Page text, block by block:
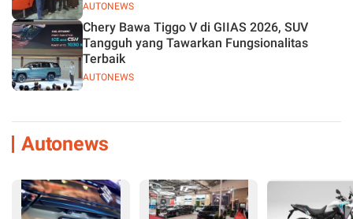
AUTONEWS
AUTONEWS
Chery Bawa Tiggo V di GIIAS 2026, SUV
Tangguh yang Tawarkan Fungsionalitas
Terbaik
Autonews